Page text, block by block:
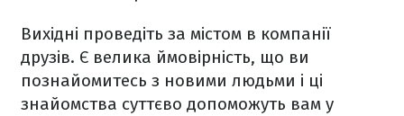
Вихідні проведіть за містом в компанії
друзів. Є велика ймовірність, що ви
познайомитесь з новими людьми і ці
знайомства суттєво допоможуть вам у